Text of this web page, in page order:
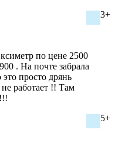
3+
по цене 2500
. На почте забрала
просто дрянь
не работает !! Там
5+